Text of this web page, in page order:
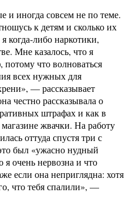
и иногда совсем не по теме.
к детям и сколько их
когда-либо наркотики,
Мне казалось, что я
что волноваться
всех нужных для
— рассказывает
честно рассказывала о
штрафах и как в
жвачки. На работу
оттуда спустя три с
был «ужасно нудный
очень нервозна и что
если она неприглядна: хотя
что тебя спалили», —